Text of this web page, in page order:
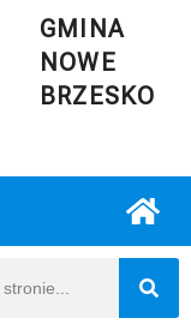
GMINA
NOWE
BRZESKO